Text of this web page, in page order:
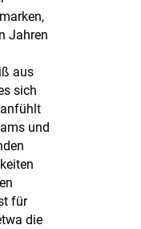
Jahren
aus
sich
und
für
die